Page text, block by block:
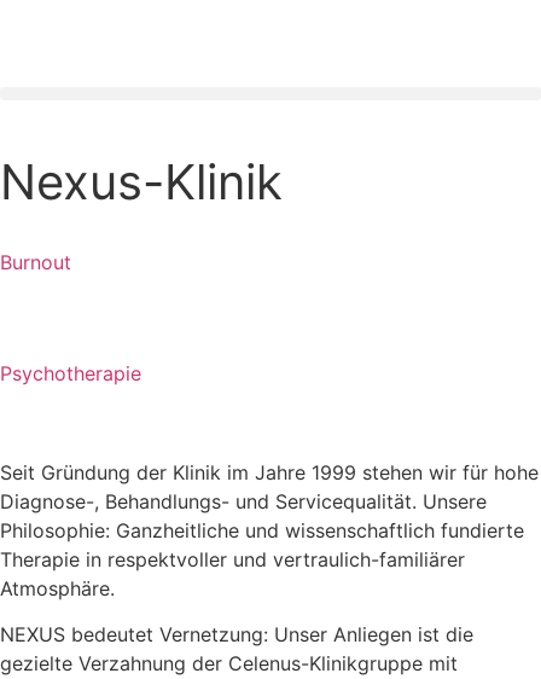
Nexus-Klinik
Burnout
Psychotherapie
Seit Gründung der Klinik im Jahre 1999 stehen wir für hohe
Diagnose-, Behandlungs- und Servicequalität. Unsere
Philosophie: Ganzheitliche und wissenschaftlich fundierte
Therapie in respektvoller und vertraulich-familiärer
Atmosphäre.
NEXUS bedeutet Vernetzung: Unser Anliegen ist die
gezielte Verzahnung der Celenus-Klinikgruppe mit